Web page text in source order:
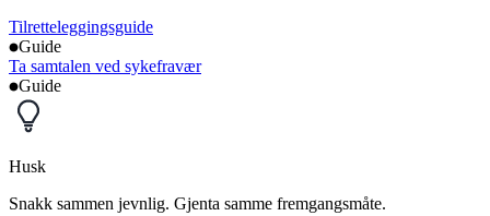
Tilretteleggingsguide
Guide
Ta samtalen ved sykefravær
Guide
Husk
Snakk sammen jevnlig. Gjenta samme fremgangsmåte.